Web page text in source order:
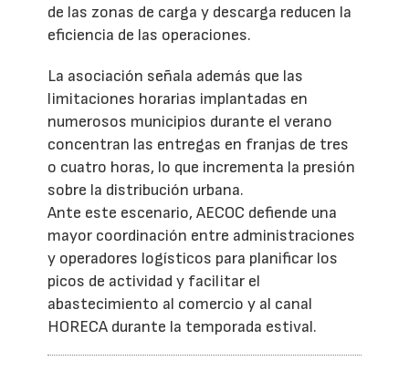
de las zonas de carga y descarga reducen la
eficiencia de las operaciones.
La asociación señala además que las
limitaciones horarias implantadas en
numerosos municipios durante el verano
concentran las entregas en franjas de tres
o cuatro horas, lo que incrementa la presión
sobre la distribución urbana.
Ante este escenario, AECOC defiende una
mayor coordinación entre administraciones
y operadores logísticos para planificar los
picos de actividad y facilitar el
abastecimiento al comercio y al canal
HORECA durante la temporada estival.